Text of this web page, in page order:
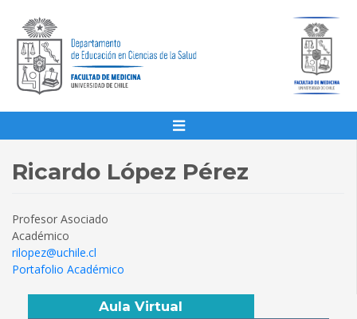
Ricardo López Pérez
Profesor Asociado
Académico
rilopez@uchile.cl
Portafolio Académico
Aula Virtual